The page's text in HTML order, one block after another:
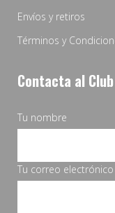
Envíos y retiros
Términos y
Contacta al Club
Tu nombre
Tu correo electrónico